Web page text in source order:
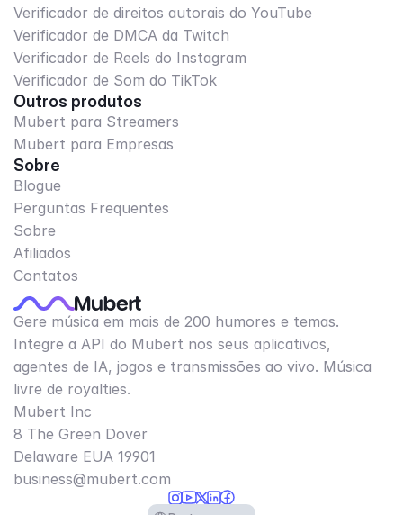
Verificador de direitos autorais do YouTube
Verificador de DMCA da Twitch
Verificador de Reels do Instagram
Verificador de Som do TikTok
Outros produtos
Mubert para Streamers
Mubert para Empresas
Sobre
Blogue
Perguntas Frequentes
Sobre
Afiliados
Contatos
Gere música em mais de 200 humores e temas.
Integre a API do Mubert nos seus aplicativos,
agentes de IA, jogos e transmissões ao vivo. Música
livre de royalties.
Mubert Inc
8 The Green Dover
Delaware EUA 19901​
business@mubert.com
Select Language